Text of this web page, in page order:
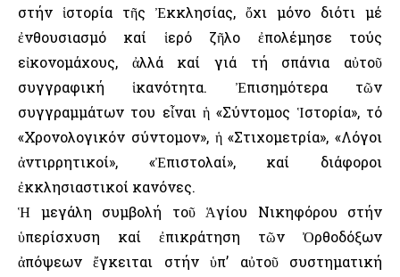
στήν ἱστορία τῆς Ἐκκλησίας, ὄχι μόνο διότι μέ
ἐνθουσιασμό καί ἱερό ζῆλο ἐπολέμησε τούς
εἰκονομάχους, ἀλλά καί γιά τή σπάνια αὐτοῦ
συγγραφική ἱκανότητα. Ἐπισημότερα τῶν
συγγραμμάτων του εἶναι ἡ «Σύντομος Ἱστορία», τό
«Χρονολογικόν σύντομον», ἡ «Στιχομετρία», «Λόγοι
ἀντιρρητικοί», «Ἐπιστολαί», καί διάφοροι
ἐκκλησιαστικοί κανόνες.
Ἡ μεγάλη συμβολή τοῦ Ἁγίου Νικηφόρου στήν
ὑπερίσχυση καί ἐπικράτηση τῶν Ὀρθοδόξων
ἀπόψεων ἔγκειται στήν ὑπ’ αὐτοῦ συστηματική